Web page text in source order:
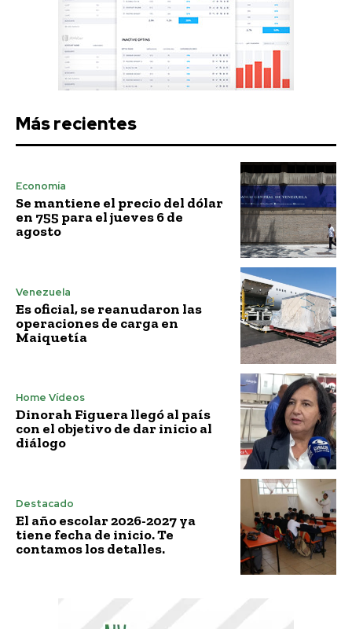
Más recientes
Economía
Se mantiene el precio del dólar
en 755 para el jueves 6 de
agosto
Venezuela
Es oficial, se reanudaron las
operaciones de carga en
Maiquetía
Home Vídeos
Dinorah Figuera llegó al país
con el objetivo de dar inicio al
diálogo
Destacado
El año escolar 2026-2027 ya
tiene fecha de inicio. Te
contamos los detalles.